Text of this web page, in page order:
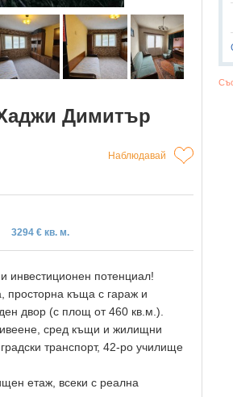
Димитър
Наблюдавай
3294 € кв. м.
потенциал!
къща с гараж и
двор (с площ от 460 кв.м.).
сред къщи и жилищни
транспорт, 42-ро училище
етаж, всеки с реална